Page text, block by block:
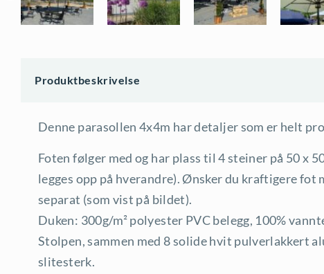
Produktbeskrivelse
Denne parasollen 4x4m har detaljer som er helt
Foten følger med og har plass til 4 steiner på 50 x
legges opp på hverandre). Ønsker du kraftigere fot
separat (som vist på bildet).
Duken: 300g/m² polyester PVC belegg, 100%
Stolpen, sammen med 8 solide hvit pulverlakkert
slitesterk.